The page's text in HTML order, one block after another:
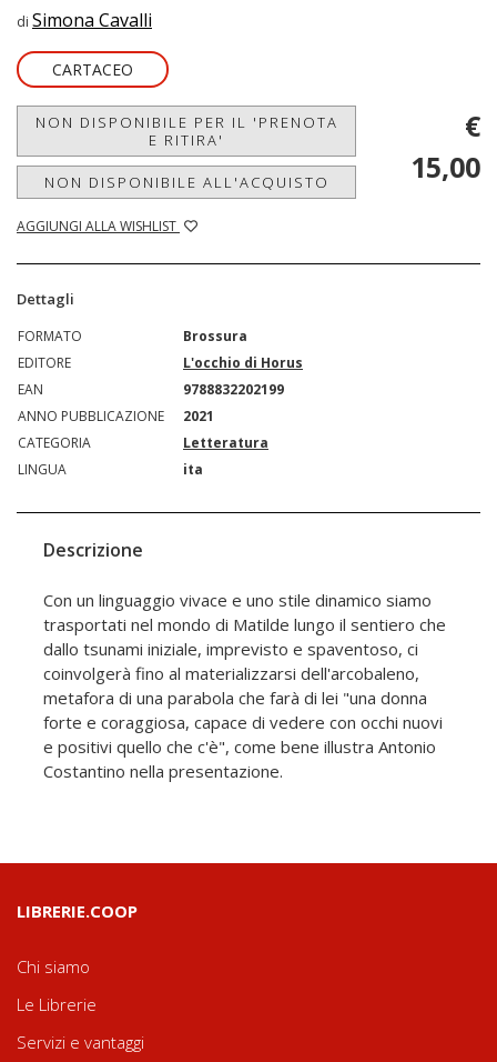
di Simona Cavalli
CARTACEO
NON DISPONIBILE PER IL 'PRENOTA
E RITIRA'
NON DISPONIBILE ALL'ACQUISTO
AGGIUNGI ALLA WISHLIST
€
15,00
Dettagli
FORMATO
Brossura
EDITORE
L'occhio di Horus
EAN
9788832202199
ANNO PUBBLICAZIONE
2021
CATEGORIA
Letteratura
LINGUA
ita
Descrizione
Con un linguaggio vivace e uno stile dinamico siamo
trasportati nel mondo di Matilde lungo il sentiero che
dallo tsunami iniziale, imprevisto e spaventoso, ci
coinvolgerà fino al materializzarsi dell'arcobaleno,
metafora di una parabola che farà di lei "una donna
forte e coraggiosa, capace di vedere con occhi nuovi
e positivi quello che c'è", come bene illustra Antonio
Costantino nella presentazione.
LIBRERIE.COOP
Chi siamo
Le Librerie
Servizi e vantaggi